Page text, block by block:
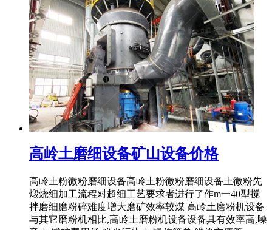
高岭土磨细设备矿山设备价格
高岭土粉微粉磨细设备高岭土粉微粉磨细设备土微粉先
煅烧细加工流程对超细工艺要求者进行了作m一40型搅
拌磨细磨粉碎难度增大磨矿效率较煤 高岭土磨粉机设备
与其它磨粉机相比,高岭土磨粉机设备设备具有效率高,噪